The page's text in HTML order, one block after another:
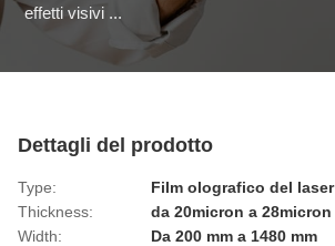
effetti visivi ...
Dettagli del prodotto
Type:
Film olografico del laser
Thickness:
da 20micron a 28micron
Width:
Da 200 mm a 1480 mm